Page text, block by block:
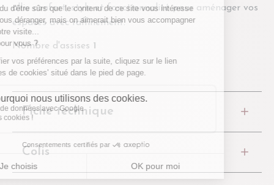
allie confort, style et fonctionnalité pour aménager vos
espaces avec raffinement.
Nombre d'assises 1
Fiche technique
Colis